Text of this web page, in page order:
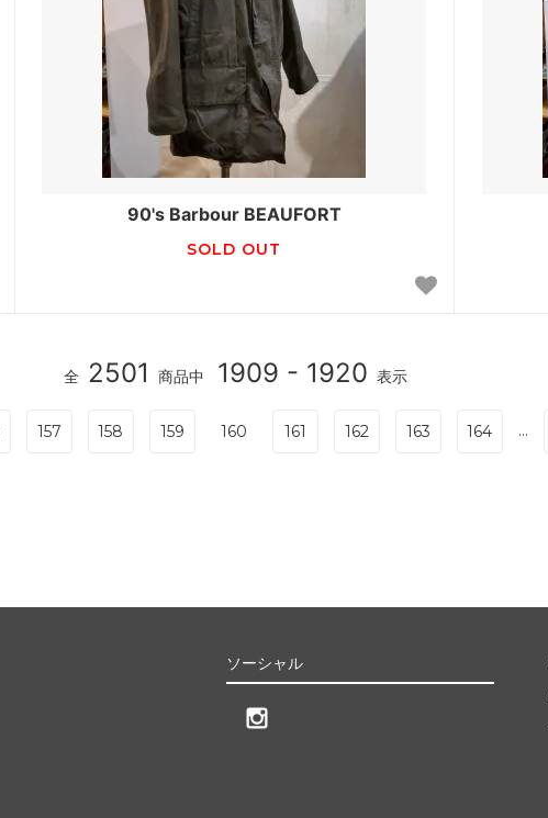
90's Barbour BEAUFORT
SOLD OUT
全 2501 商品中 1909 - 1920 表示
157 158 159 160 161 162 163 164 ...
ソーシャル